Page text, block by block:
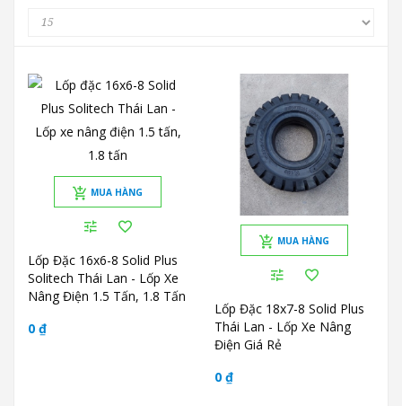
MUA HÀNG
Lốp Đặc 16x6-8 Solid Plus
Solitech Thái Lan - Lốp Xe
Nâng Điện 1.5 Tấn, 1.8 Tấn
0 ₫
MUA HÀNG
Lốp Đặc 18x7-8 Solid Plus
Thái Lan - Lốp Xe Nâng
Điện Giá Rẻ
0 ₫